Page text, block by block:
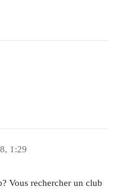
1:29
Vous rechercher un club